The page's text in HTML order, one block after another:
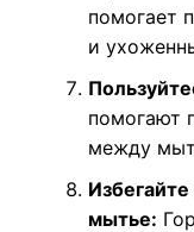
помогает
и
помогают
между
мытье: